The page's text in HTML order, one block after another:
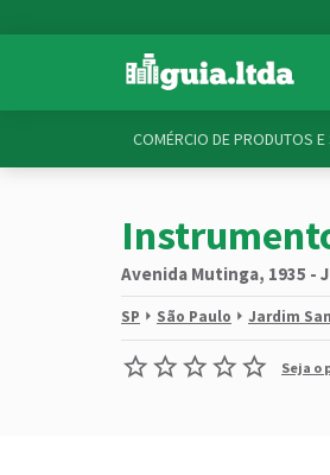
COMÉRCIO DE PRODUTOS E
Avenida Mutinga, 1935 -
SP São Paulo Jardim
Seja o